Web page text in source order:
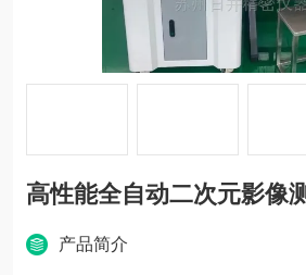
高性能全自动二次元影像
产品简介